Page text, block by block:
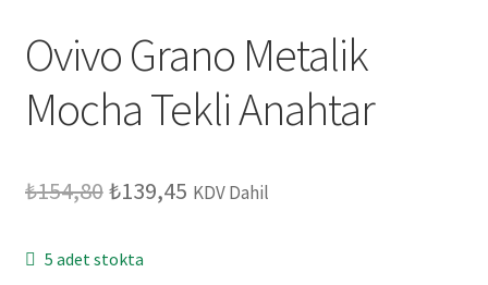
Ovivo Grano Metalik
Mocha Tekli Anahtar
₺154,80Orijinal
₺154,80.
₺139,45Şu
KDV Dahil
5 adet stokta